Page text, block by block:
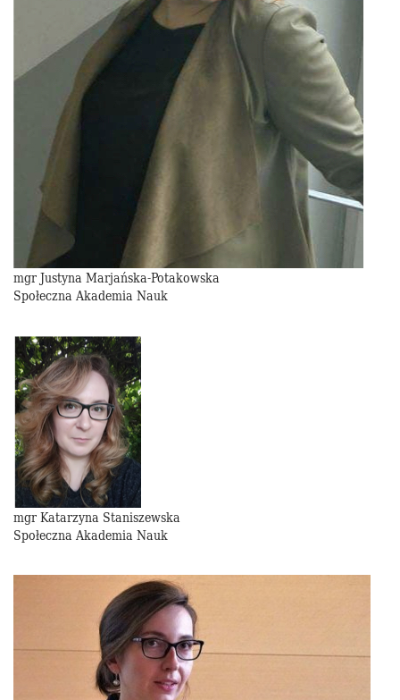
mgr Justyna Marjańska-Potakowska
Społeczna Akademia Nauk
mgr Katarzyna Staniszewska
Społeczna Akademia Nauk